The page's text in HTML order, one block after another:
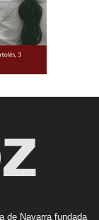
de Navarra fundada